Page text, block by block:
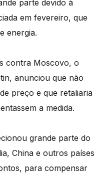
parte devido à
em fevereiro, que
energia.
contra Moscovo, o
anunciou que não
preço e que retaliaria
a medida.
grande parte do
China e outros países
para compensar